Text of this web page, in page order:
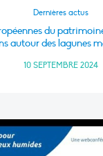
Dernières actus
du
autour des lagunes
10 SEPTEMBRE 2024